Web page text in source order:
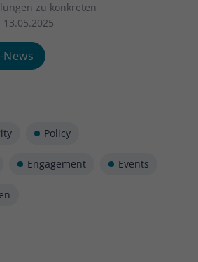
zu konkreten
Policy
Engagement Events